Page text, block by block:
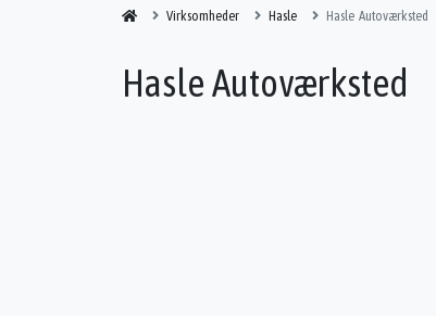
Virksomheder Hasle Hasle Autoværksted
Hasle Autoværksted